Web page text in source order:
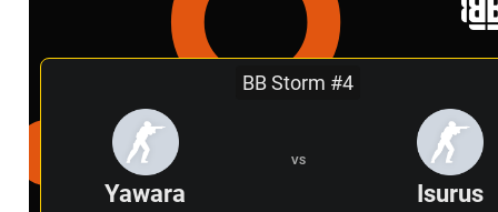
BB Storm #4
Yawara
VS
Isurus